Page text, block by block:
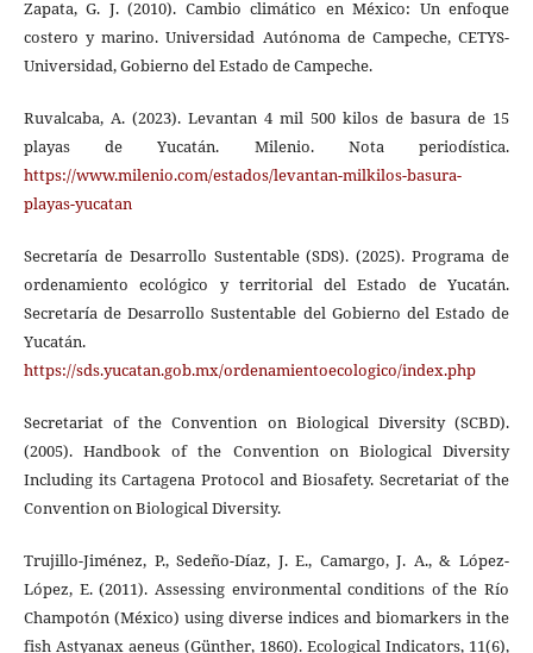
Zapata, G. J. (2010). Cambio climático en México: Un enfoque
costero y marino. Universidad Autónoma de Campeche, CETYS-
Universidad, Gobierno del Estado de Campeche.
Ruvalcaba, A. (2023). Levantan 4 mil 500 kilos de basura de 15
playas de Yucatán. Milenio. Nota periodística.
https://www.milenio.com/estados/levantan-milkilos-basura-
playas-yucatan
Secretaría de Desarrollo Sustentable (SDS). (2025). Programa de
ordenamiento ecológico y territorial del Estado de Yucatán.
Secretaría de Desarrollo Sustentable del Gobierno del Estado de
Yucatán.
https://sds.yucatan.gob.mx/ordenamientoecologico/index.php
Secretariat of the Convention on Biological Diversity (SCBD).
(2005). Handbook of the Convention on Biological Diversity
Including its Cartagena Protocol and Biosafety. Secretariat of the
Convention on Biological Diversity.
Trujillo-Jiménez, P., Sedeño-Díaz, J. E., Camargo, J. A., & López-
López, E. (2011). Assessing environmental conditions of the Río
Champotón (México) using diverse indices and biomarkers in the
fish Astyanax aeneus (Günther, 1860). Ecological Indicators, 11(6),